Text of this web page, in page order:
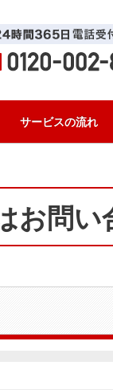
サービスの流れ
お問い